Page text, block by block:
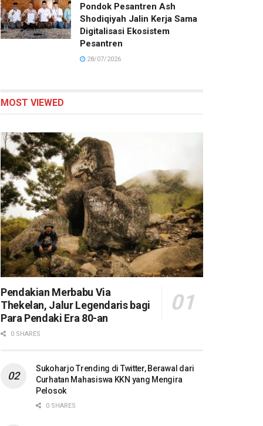
Pondok Pesantren Ash
Shodiqiyah Jalin Kerja Sama
Digitalisasi Ekosistem
Pesantren
28/07/2026
MOST VIEWED
Pendakian Merbabu Via
Thekelan, Jalur Legendaris bagi
Para Pendaki Era 80-an
0 SHARES
Sukoharjo Trending di Twitter, Berawal dari
Curhatan Mahasiswa KKN yang Mengira
Pelosok
0 SHARES